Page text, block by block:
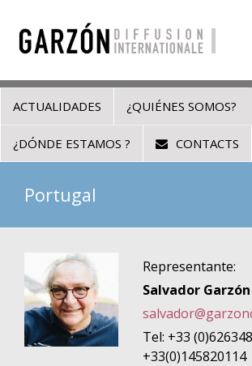
ACTUALIDADES ¿QUIÉNES SOMOS?
¿DÓNDE ESTAMOS ? CONTACTS
Portugal
Representante:
Salvador Garzón
Tel: +33
+33(0)145820114